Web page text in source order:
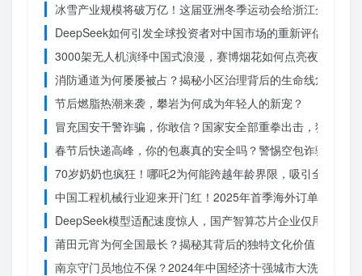
冰雪产业规模将破万亿！这届亚洲冬季运动会给浙江企业带
DeepSeek如何引发全球投资者对中国市场的重新评估？
3000架无人机演绎中国式浪漫，赛博烟花如何点亮夜空？
消防通道为何屡屡被占？揭秘小区治理背后的生命线危机
节后燃脂热潮来袭，攀岩为何成为年轻人的新宠？
冒充国安干警诈骗，你敢信？国家安全部重拳出击，犯罪团
春节后快递高峰，你的包裹真的安全吗？警惕空包诈骗
70岁奶奶也疯狂！哪吒2为何能跨越年龄界限，吸引全民观影
中国工程机械行业迎来开门红！2025年首季海外订单激增，
DeepSeek模型适配速度惊人，国产智算芯片企业仅用一周
莆田元宵为何全国最长？揭秘其背后的独特文化价值
南京守门员地位不保？2024年中国经济十强城市大洗牌